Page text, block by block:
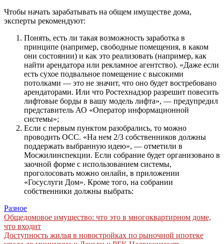
Чтобы начать зарабатывать на общем имуществе дома,
эксперты рекомендуют:
Понять, есть ли такая возможность заработка в
принципе (например, свободные помещения, в каком
они состоянии) и как это реализовать (например, как
найти арендатора или рекламное агентство). «Даже если
есть сухое подвальное помещение с высокими
потолками — это не значит, что оно будет востребовано
арендаторами. Или что Ростехнадзор разрешит повесить
лифтовые борды в вашу модель лифта», — предупредил
представитель АО «Оператор информационной
системы»;
Если с первым пунктом разобрались, то можно
проводить ОСС. «На нем 2/3 собственников должны
поддержать выбранную идею», — отметили в
Мосжилинспекции. Если собрание будет организовано в
заочной форме с использованием системы,
проголосовать можно онлайн, в приложении
«Госуслуги Дом». Кроме того, на собрании
собственники должны выбрать:
Разное
Навигация
по
Общедомовое имущество: что это в многоквартирном доме,
что входит
Доступность жилья в новостройках по рыночной ипотеке